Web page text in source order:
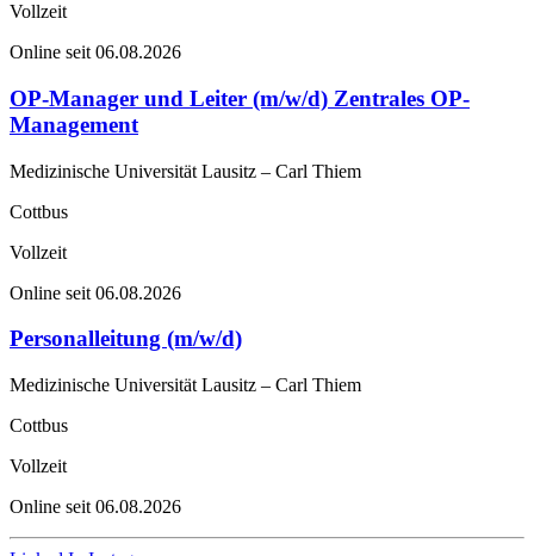
Vollzeit
Online seit 06.08.2026
OP-Manager und Leiter (m/w/d) Zentrales OP-
Management
Medizinische Universität Lausitz – Carl Thiem
Cottbus
Vollzeit
Online seit 06.08.2026
Personalleitung (m/w/d)
Medizinische Universität Lausitz – Carl Thiem
Cottbus
Vollzeit
Online seit 06.08.2026